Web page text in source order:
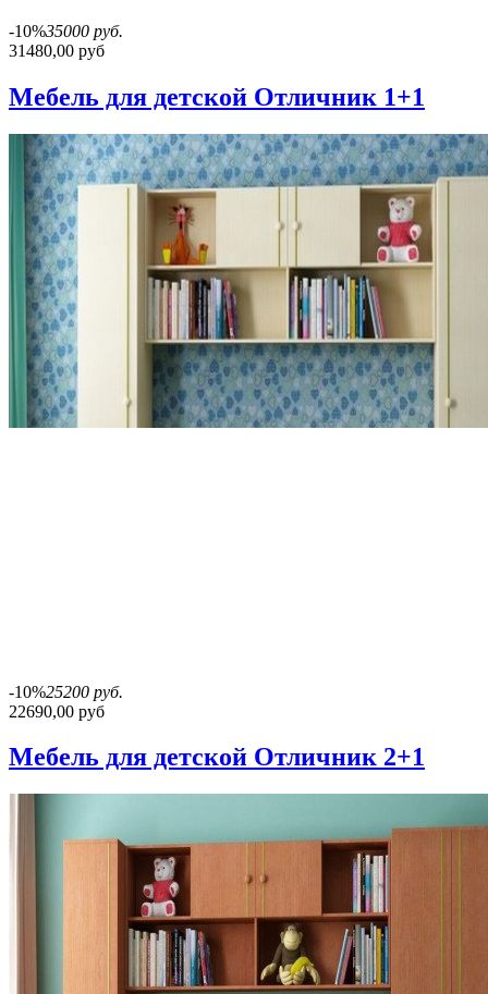
-10%35000 руб.
31480,00 руб
Мебель для детской Отличник 1+1
-10%25200 руб.
22690,00 руб
Мебель для детской Отличник 2+1